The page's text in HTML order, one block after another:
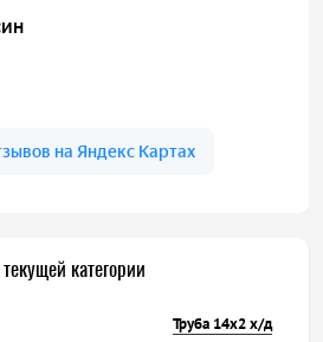
категории
Труба 14х2 х/д